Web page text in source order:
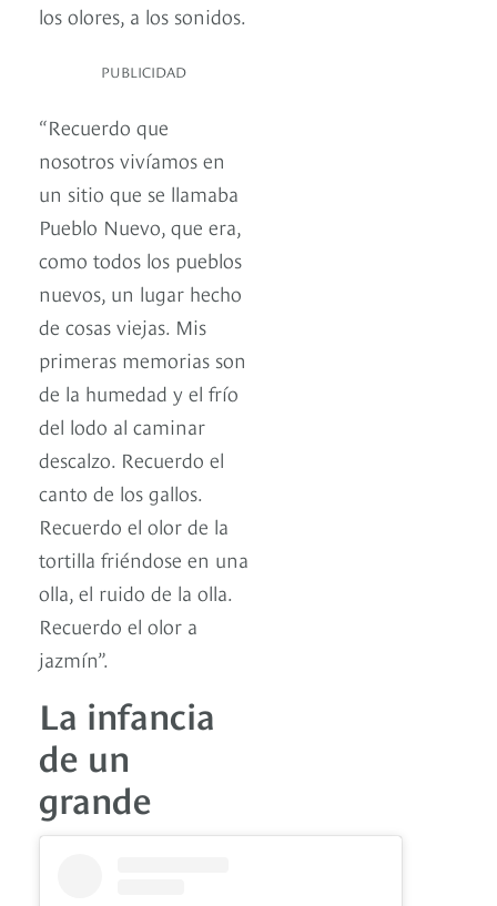
los olores, a los sonidos.
PUBLICIDAD
“Recuerdo que
nosotros vivíamos en
un sitio que se llamaba
Pueblo Nuevo, que era,
como todos los pueblos
nuevos, un lugar hecho
de cosas viejas. Mis
primeras memorias son
de la humedad y el frío
del lodo al caminar
descalzo. Recuerdo el
canto de los gallos.
Recuerdo el olor de la
tortilla friéndose en una
olla, el ruido de la olla.
Recuerdo el olor a
jazmín”.
La infancia
de un
grande